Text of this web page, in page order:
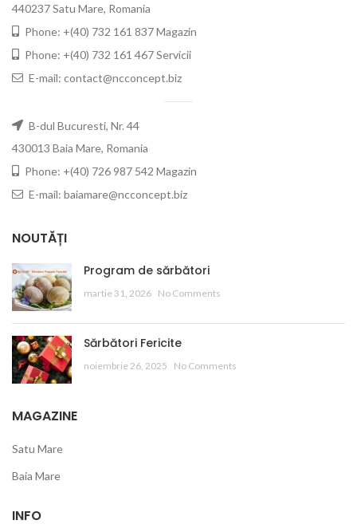
440237 Satu Mare, Romania
Phone: +(40) 732 161 837 Magazin
Phone: +(40) 732 161 467 Servicii
E-mail: contact@ncconcept.biz
B-dul Bucuresti, Nr. 44
430013 Baia Mare, Romania
Phone: +(40) 726 987 542 Magazin
E-mail: baiamare@ncconcept.biz
NOUTĂȚI
Program de sărbători
martie 31, 2026 No Comments
Sărbători Fericite
noiembrie 26, 2025 No Comments
MAGAZINE
Satu Mare
Baia Mare
INFO